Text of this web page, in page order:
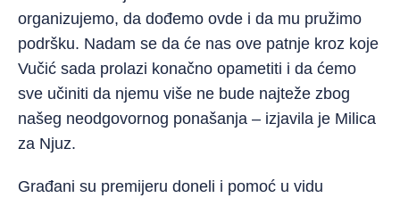
organizujemo, da dođemo ovde i da mu pružimo
podršku. Nadam se da će nas ove patnje kroz koje
Vučić sada prolazi konačno opametiti i da ćemo
sve učiniti da njemu više ne bude najteže zbog
našeg neodgovornog ponašanja – izjavila je Milica
za Njuz.
Građani su premijeru doneli i pomoć u vidu